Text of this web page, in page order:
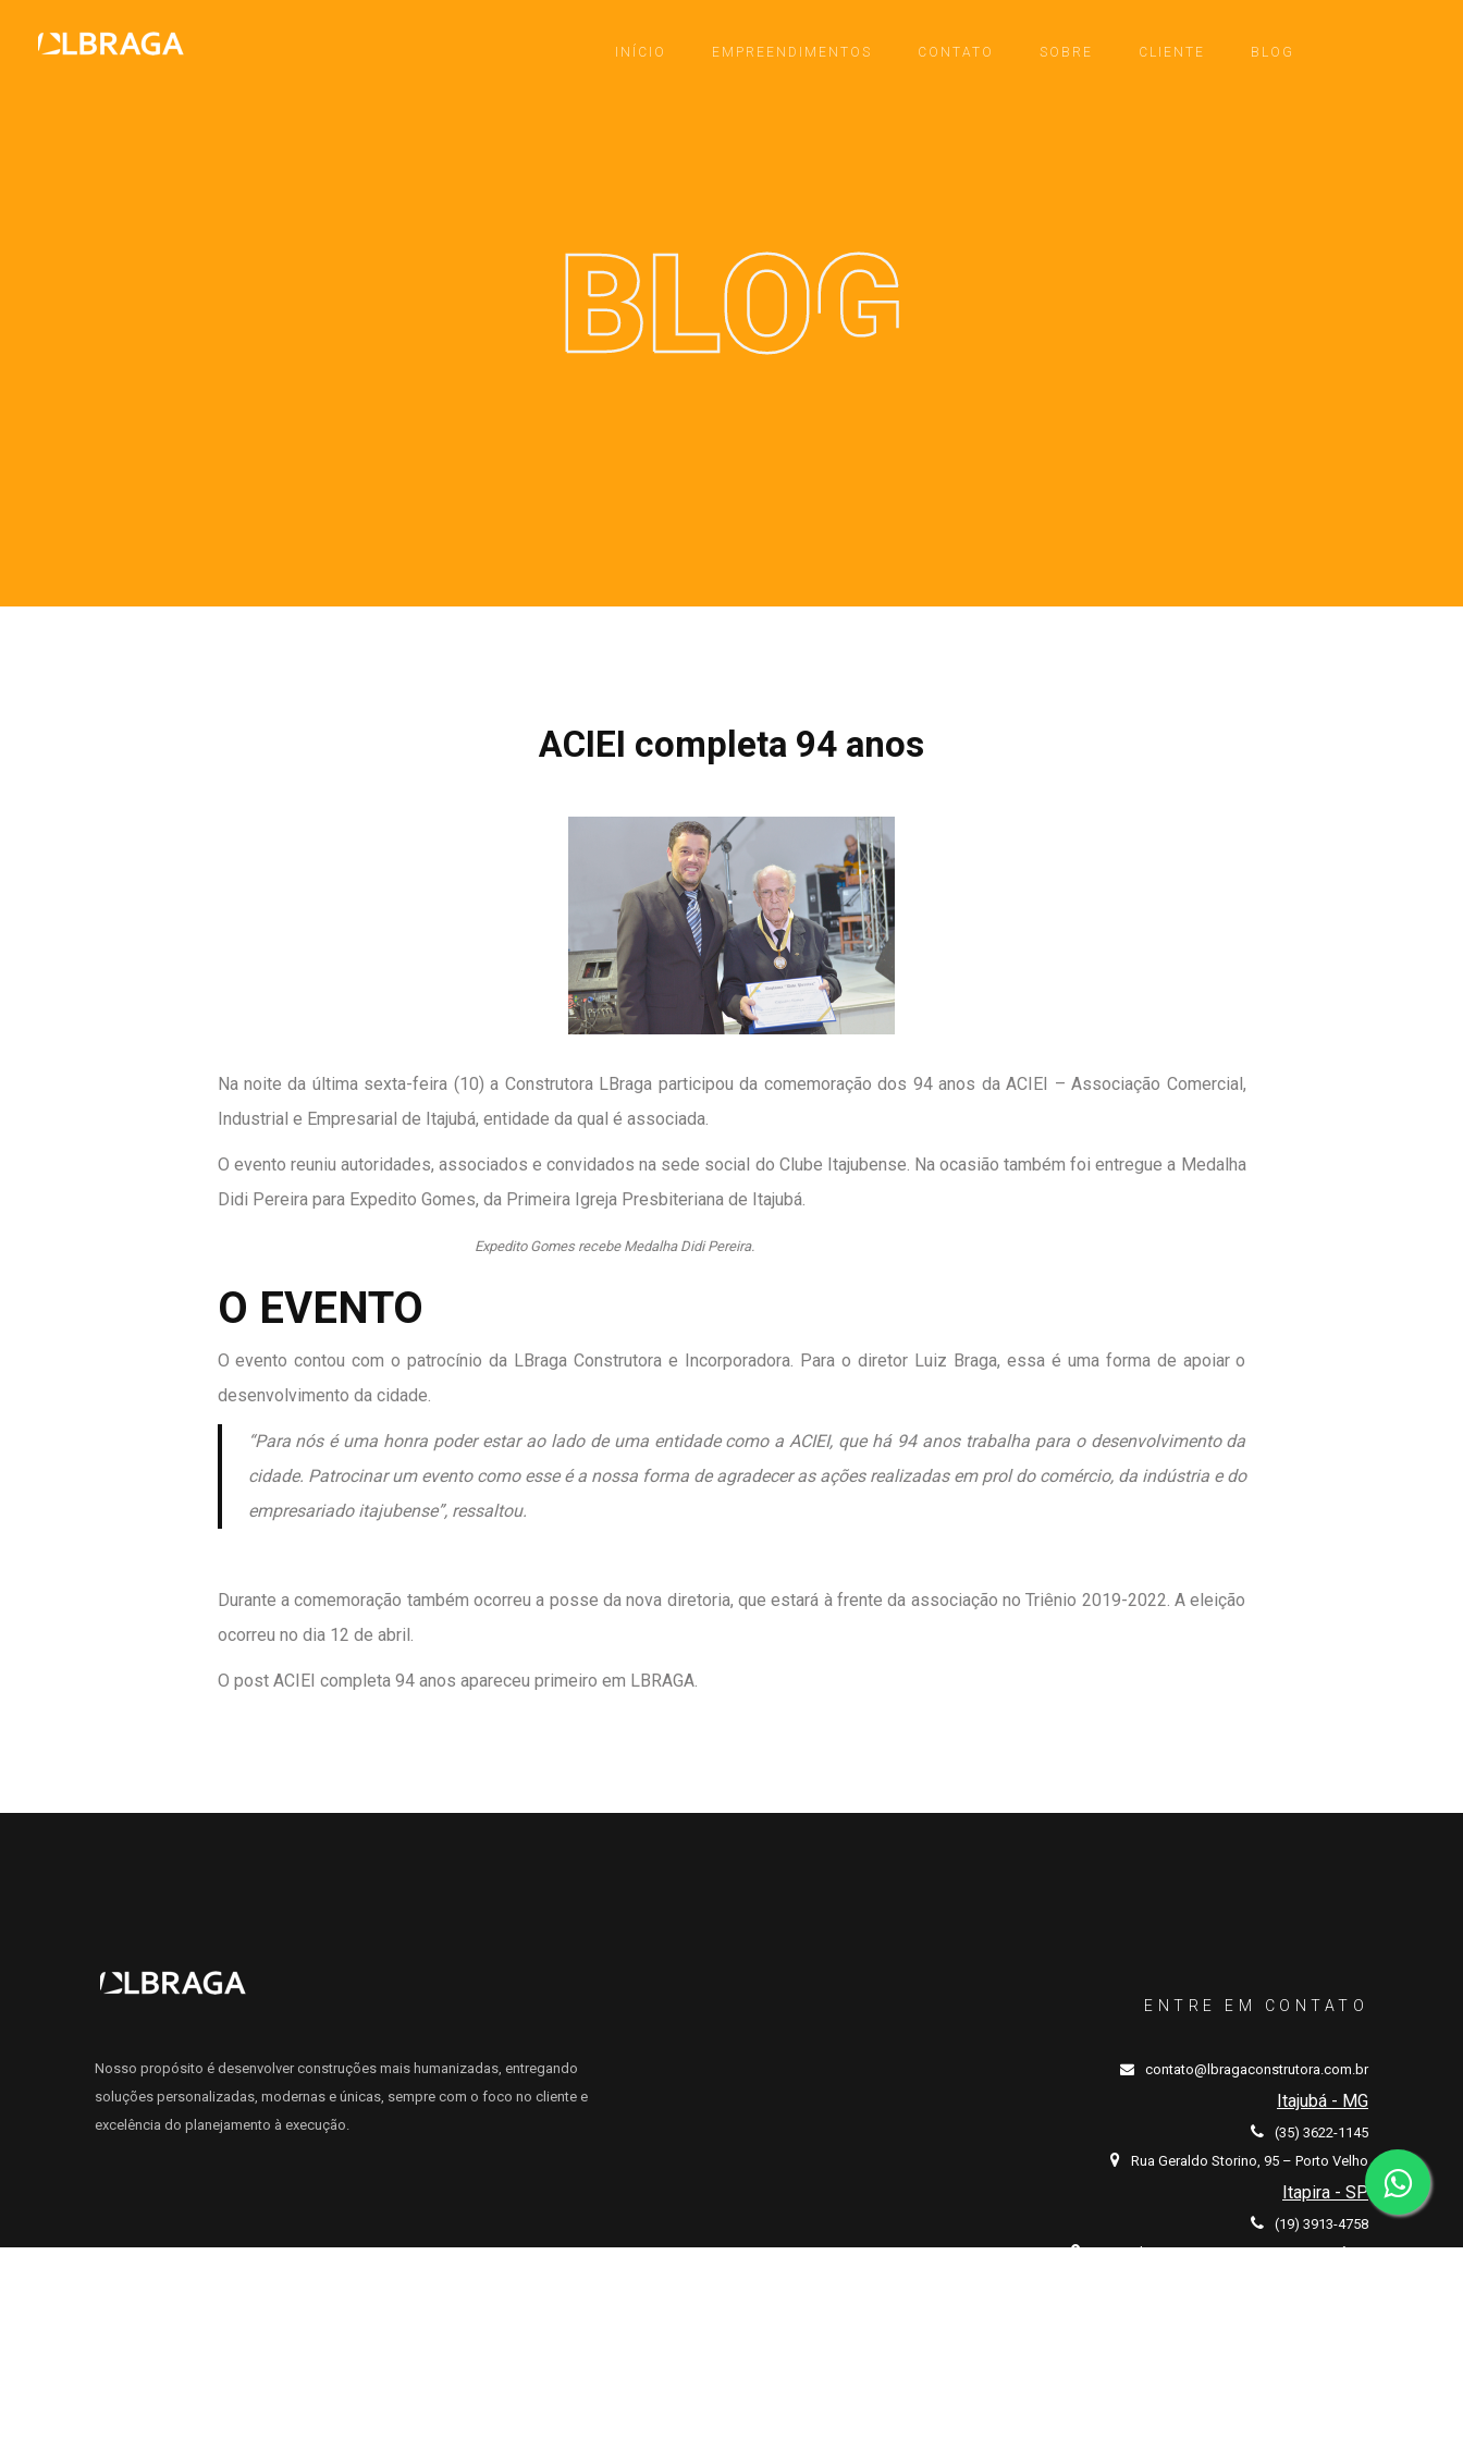
INÍCIO EMPREENDIMENTOS CONTATO SOBRE CLIENTE BLOG
ACIEI completa 94 anos
Na noite da última sexta-feira (10) a Construtora LBraga participou da comemoração dos 94 anos da ACIEI – Associação Comercial,
Industrial e Empresarial de Itajubá, entidade da qual é associada.
O evento reuniu autoridades, associados e convidados na sede social do Clube Itajubense. Na ocasião também foi entregue a Medalha
Didi Pereira para Expedito Gomes, da Primeira Igreja Presbiteriana de Itajubá.
Expedito Gomes recebe Medalha Didi Pereira.
O EVENTO
O evento contou com o patrocínio da LBraga Construtora e Incorporadora. Para o diretor Luiz Braga, essa é uma forma de apoiar o
desenvolvimento da cidade.
“Para nós é uma honra poder estar ao lado de uma entidade como a ACIEI, que há 94 anos trabalha para o desenvolvimento da
cidade. Patrocinar um evento como esse é a nossa forma de agradecer as ações realizadas em prol do comércio, da indústria e do
empresariado itajubense”, ressaltou.
Durante a comemoração também ocorreu a posse da nova diretoria, que estará à frente da associação no Triênio 2019-2022. A eleição
ocorreu no dia 12 de abril.
O post ACIEI completa 94 anos apareceu primeiro em LBRAGA.
Nosso propósito é desenvolver construções mais humanizadas, entregando
soluções personalizadas, modernas e únicas, sempre com o foco no cliente e
excelência do planejamento à execução.
ENTRE EM CONTATO
contato@lbragaconstrutora.com.br
Itajubá - MG
(35) 3622-1145
Rua Geraldo Storino, 95 – Porto Velho
Itapira - SP
(19) 3913-4758
Rua Padre Ferraz, 673 - Bairro Santo Antônio